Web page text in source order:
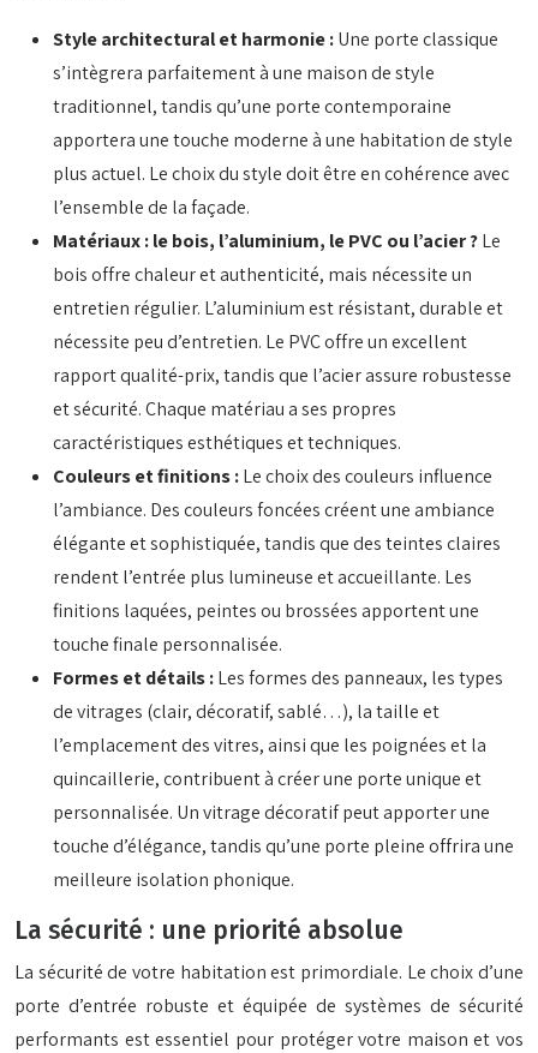
Style architectural et harmonie :Une porte classique
s’intègrera parfaitement à une maison de style
traditionnel, tandis qu’une porte contemporaine
apportera une touche moderne à une habitation de style
plus actuel. Le choix du style doit être en cohérence avec
l’ensemble de la façade.
Matériaux : le bois, l’aluminium, le PVC ou l’acier ?Le
bois offre chaleur et authenticité, mais nécessite un
entretien régulier. L’aluminium est résistant, durable et
nécessite peu d’entretien. Le PVC offre un excellent
rapport qualité-prix, tandis que l’acier assure robustesse
et sécurité. Chaque matériau a ses propres
caractéristiques esthétiques et techniques.
Couleurs et finitions :Le choix des couleurs influence
l’ambiance. Des couleurs foncées créent une ambiance
élégante et sophistiquée, tandis que des teintes claires
rendent l’entrée plus lumineuse et accueillante. Les
finitions laquées, peintes ou brossées apportent une
touche finale personnalisée.
Formes et détails :Les formes des panneaux, les types
de vitrages (clair, décoratif, sablé…), la taille et
l’emplacement des vitres, ainsi que les poignées et la
quincaillerie, contribuent à créer une porte unique et
personnalisée. Un vitrage décoratif peut apporter une
touche d’élégance, tandis qu’une porte pleine offrira une
meilleure isolation phonique.
La sécurité : une priorité absolue
La sécurité de votre habitation est primordiale. Le choix d’une
porte d’entrée robuste et équipée de systèmes de sécurité
performants est essentiel pour protéger votre maison et vos